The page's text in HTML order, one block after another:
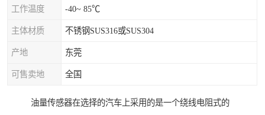
工作温度 -40~ 85℃
主体材质 不锈钢SUS316或SUS304
产地 东莞
可售卖地 全国
油量传感器在选择的汽车上采用的是一个绕线电阻式的